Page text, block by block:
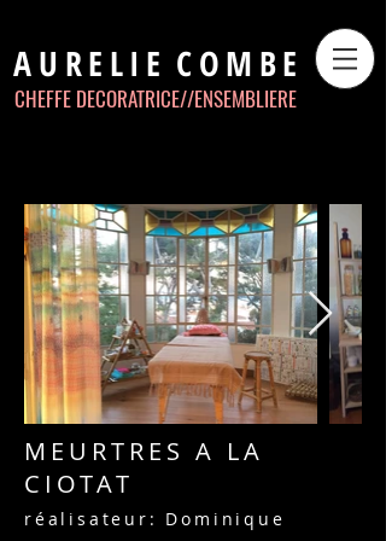
COMBE
AURELIE
CHEFFE DECORATRICE//ENSEMBLIERE
MEURTRES A LA
CIOTAT
réalisateur: Dominique